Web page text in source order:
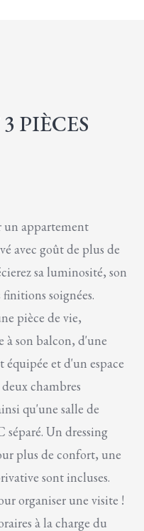
PIÈCES
un appartement
avec goût de plus de
sa luminosité, son
soignées.
pièce de vie,
à son balcon, d'une
et d'un espace
chambres
qu'une salle de
Un dressing
plus de confort, une
sont incluses.
organiser une visite !
à la charge du